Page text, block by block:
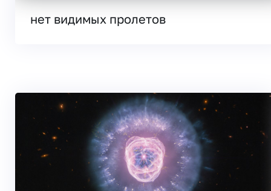
нет видимых пролетов